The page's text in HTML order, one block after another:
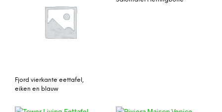
Fjord vierkante eettafel,
eiken en blauw